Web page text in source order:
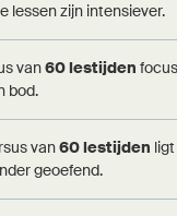
lessen zijn intensiever.
van60 lestijden
bod.
van60 lestijden
geoefend.